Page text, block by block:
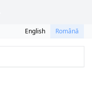
English Română